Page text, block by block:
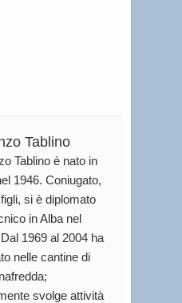
Tablino
Tablino è nato in
1946. Coniugato,
si è diplomato
in Alba nel
1969 al 2004 ha
nelle cantine di
svolge attività